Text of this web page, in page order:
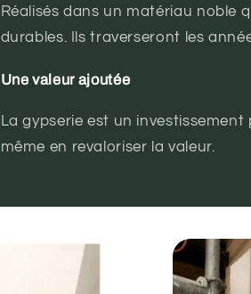
Réalisés dans un matériau noble
durables. Ils traverseront les
Une valeur ajoutée
La gypserie est un
même en revaloriser la valeur.